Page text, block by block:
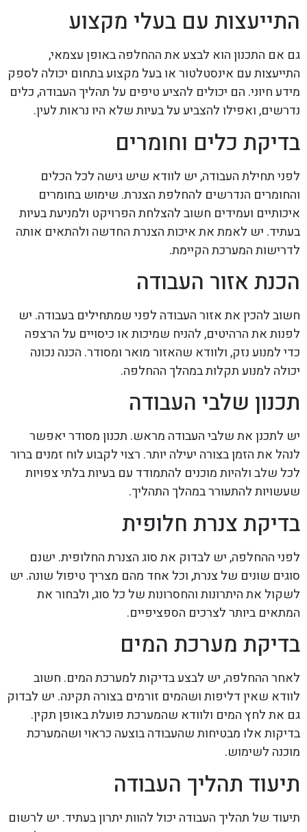
התייעצות עם בעלי מקצוע
גם אם התכנון הוא לבצע את ההחלפה באופן עצמאי,
התייעצות עם אינסטלטור או בעל מקצוע בתחום יכולה לספק
מידע חיוני. הם יכולים להציע טיפים על תהליך העבודה, כלים
נדרשים, ואפילו להצביע על בעיות שלא היו נראות לעין.
בדיקת כלים וחומרים
לפני תחילת העבודה, יש לוודא שיש גישה לכל הכלים
והחומרים הנדרשים להחלפת הצנרת. שימוש בחומרים
איכותיים ועמידים חשוב להצלחת הפרויקט ולמניעת בעיות
בעתיד. יש לאמת את איכות הצנרת החדשה ולהתאים אותה
לדרישות המערכת הקיימת.
הכנת אזור העבודה
חשוב להכין את אזור העבודה לפני שמתחילים בעבודה. יש
לפנות את הרהיטים, להניח שמיכות או כיסויים על הרצפה
כדי למנוע נזק, ולוודא שהאזור מואר ומסודר. הכנה נכונה
יכולה למנוע תקלות במהלך ההחלפה.
תכנון שלבי העבודה
יש לתכנן את שלבי העבודה מראש. תכנון מסודר יאפשר
לנהל את הזמן בצורה יעילה יותר. רצוי לקבוע לוח זמנים ברור
לכל שלב ולהיות מוכנים להתמודד עם בעיות בלתי צפויות
שעשויות להתעורר במהלך התהליך.
בדיקת צנרת חלופית
לפני ההחלפה, יש לבדוק את סוג הצנרת החלופית. ישנם
סוגים שונים של צנרת, וכל אחד מהם מצריך טיפול שונה. יש
לשקול את היתרונות והחסרונות של כל סוג, ולבחור את
המתאים ביותר לצרכים הספציפיים.
בדיקת מערכת המים
לאחר ההחלפה, יש לבצע בדיקות למערכת המים. חשוב
לוודא שאין דליפות ושהמים זורמים בצורה תקינה. יש לבדוק
גם את לחץ המים ולוודא שהמערכת פועלת באופן תקין.
בדיקות אלו מבטיחות שהעבודה בוצעה כראוי ושהמערכת
מוכנה לשימוש.
תיעוד תהליך העבודה
תיעוד של תהליך העבודה יכול להוות יתרון בעתיד. יש לרשום